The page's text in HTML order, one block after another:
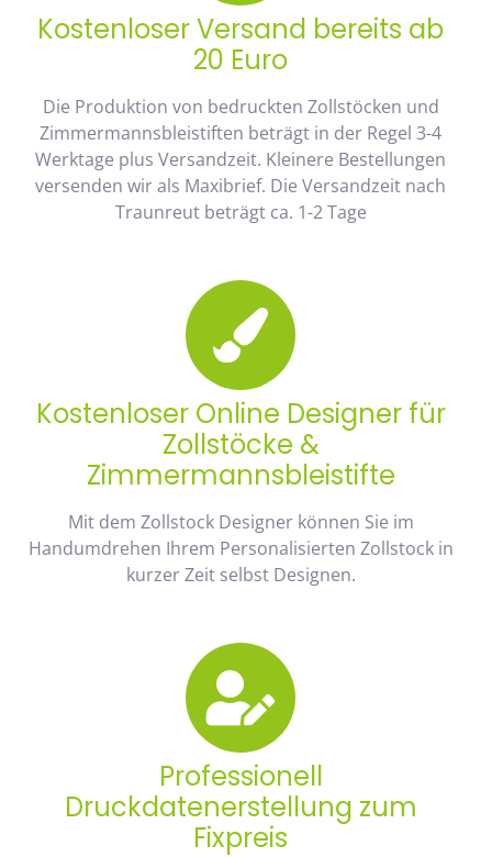
Kostenloser Versand bereits ab
20 Euro
Die Produktion von bedruckten Zollstöcken und
Zimmermannsbleistiften beträgt in der Regel 3-4
Werktage plus Versandzeit. Kleinere Bestellungen
versenden wir als Maxibrief. Die Versandzeit nach
Traunreut beträgt ca. 1-2 Tage
Kostenloser Online Designer für
Zollstöcke &
Zimmermannsbleistifte
Mit dem Zollstock Designer können Sie im
Handumdrehen Ihrem Personalisierten Zollstock in
kurzer Zeit selbst Designen.
Professionell
Druckdatenerstellung zum
Fixpreis